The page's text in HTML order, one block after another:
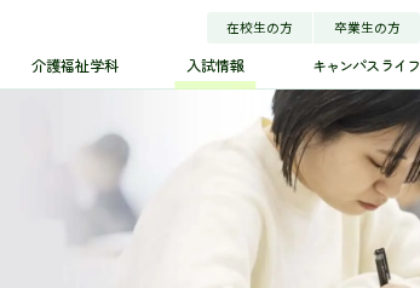
在校生の方 卒業生の方
介護福祉学科 入試情報
AO入試エントリー
キャンパスライフ
カリキュラム
入試情報（AOエントリー）
募集要項
AO入試エントリー
介護福祉学科